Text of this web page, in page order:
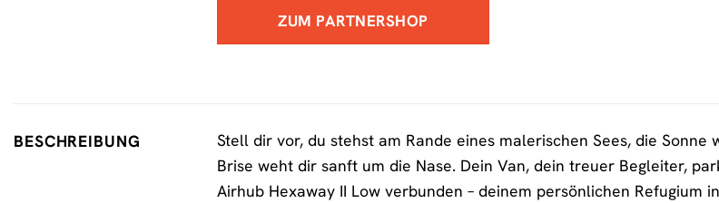
ZUM PARTNERSHOP
BESCHREIBUNG
Stell dir vor, du stehst am Rande eines malerischen Sees, die
Brise weht dir sanft um die Nase. Dein Van, dein treuer Begleiter,
Airhub Hexaway II Low verbunden – deinem persönlichen